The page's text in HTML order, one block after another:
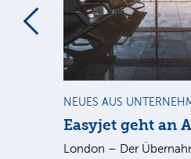
NEUES AUS
Easyjet geht an
London – Der